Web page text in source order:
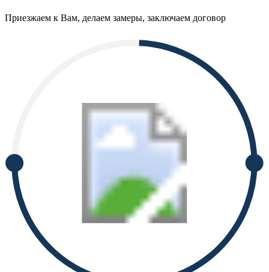
Приезжаем к Вам, делаем замеры, заключаем договор